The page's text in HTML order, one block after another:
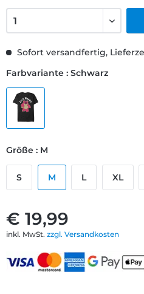
€ 19,99
inkl. MwSt. zzgl. Versandkosten
Sofort versandfertig,
Farbvariante : Schwarz
Größe : M
S M L XL